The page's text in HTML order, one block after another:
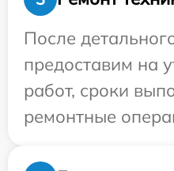
После
предоставим на
работ, сроки
ремонтные